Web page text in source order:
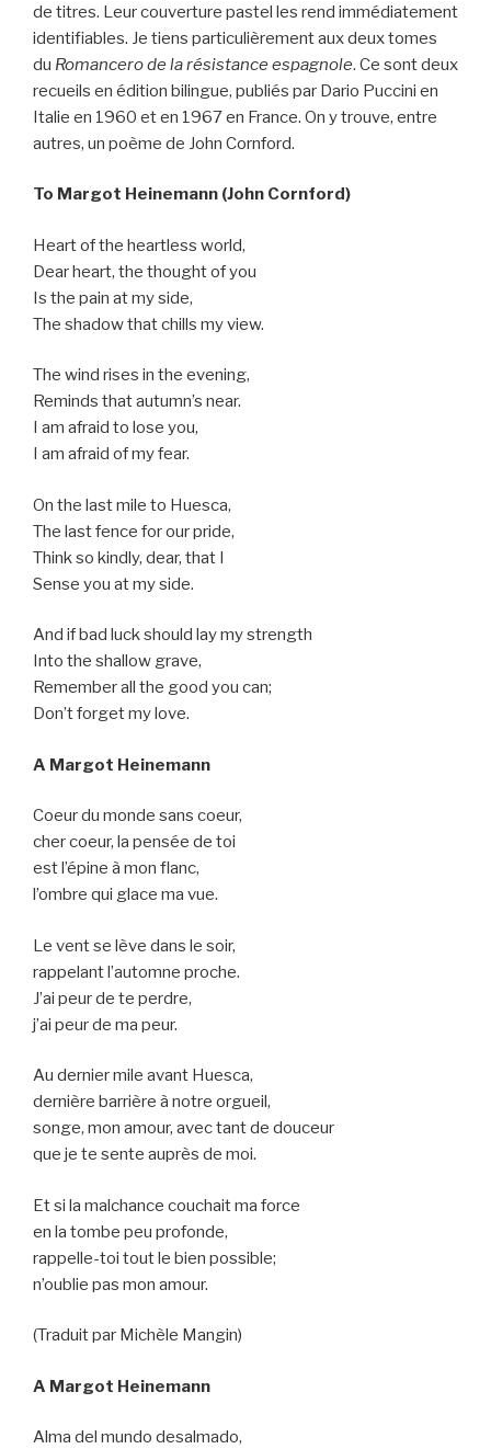
de titres. Leur couverture pastel les rend immédiatement
identifiables. Je tiens particulièrement aux deux tomes
du Romancero de la résistance espagnole. Ce sont deux
recueils en édition bilingue, publiés par Dario Puccini en
Italie en 1960 et en 1967 en France. On y trouve, entre
autres, un poème de John Cornford.
To Margot Heinemann (John Cornford)
Heart of the heartless world,
Dear heart, the thought of you
Is the pain at my side,
The shadow that chills my view.
The wind rises in the evening,
Reminds that autumn’s near.
I am afraid to lose you,
I am afraid of my fear.
On the last mile to Huesca,
The last fence for our pride,
Think so kindly, dear, that I
Sense you at my side.
And if bad luck should lay my strength
Into the shallow grave,
Remember all the good you can;
Don’t forget my love.
A Margot Heinemann
Coeur du monde sans coeur,
cher coeur, la pensée de toi
est l’épine à mon flanc,
l’ombre qui glace ma vue.
Le vent se lève dans le soir,
rappelant l’automne proche.
J’ai peur de te perdre,
j’ai peur de ma peur.
Au dernier mile avant Huesca,
dernière barrière à notre orgueil,
songe, mon amour, avec tant de douceur
que je te sente auprès de moi.
Et si la malchance couchait ma force
en la tombe peu profonde,
rappelle-toi tout le bien possible;
n’oublie pas mon amour.
(Traduit par Michèle Mangin)
A Margot Heinemann
Alma del mundo desalmado,